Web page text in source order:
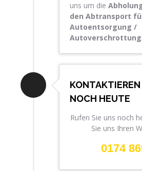
uns um die
den Abtransport
Autoentsorgung /
KONTAKTIEREN
NOCH HEUTE
Rufen Sie uns noch
Sie uns Ihren
0174